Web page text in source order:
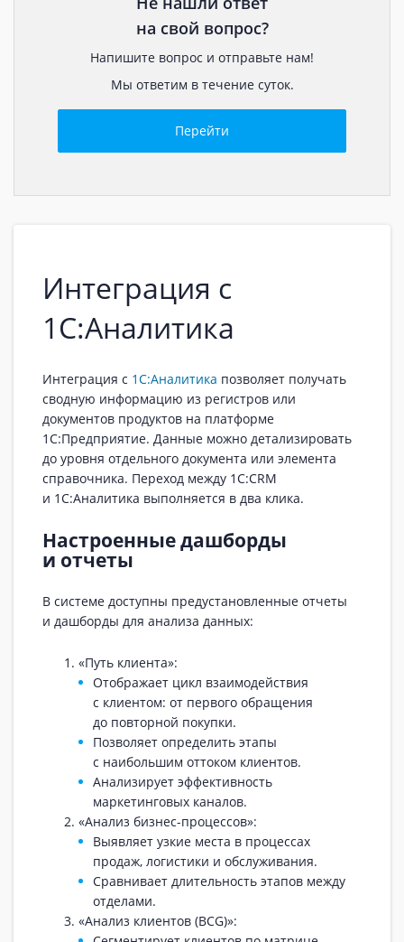
Интеграция с
1С:Аналитика
Интеграция с 1С:Аналитика позволяет получать
сводную информацию из регистров или
документов продуктов на платформе
1С:Предприятие. Данные можно детализировать
до уровня отдельного документа или элемента
справочника. Переход между 1С:CRM
и 1С:Аналитика выполняется в два клика.
Настроенные дашборды
и отчеты
В системе доступны предустановленные отчеты
и дашборды для анализа данных:
«Путь клиента»:
Отображает цикл взаимодействия
с клиентом: от первого обращения
до повторной покупки.
Позволяет определить этапы
с наибольшим оттоком клиентов.
Анализирует эффективность
маркетинговых каналов.
«Анализ бизнес-процессов»:
Выявляет узкие места в процессах
продаж, логистики и обслуживания.
Сравнивает длительность этапов между
отделами.
«Анализ клиентов (BCG)»:
на свой вопрос?
Напишите вопрос и отправьте нам!
Мы ответим в течение суток.
Перейти